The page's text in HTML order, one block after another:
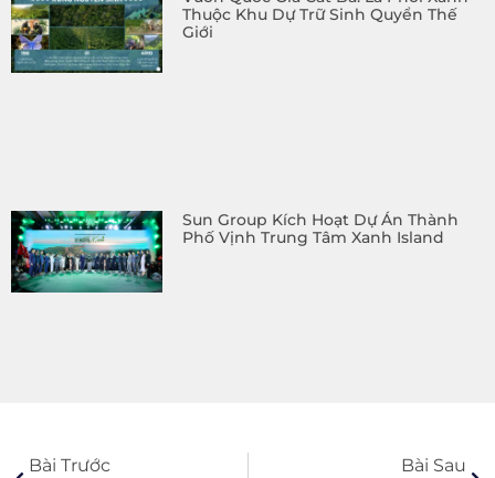
Thuộc Khu Dự Trữ Sinh Quyển Thế
Giới
Sun Group Kích Hoạt Dự Án Thành
Phố Vịnh Trung Tâm Xanh Island
Bài Trước
Bài Sau